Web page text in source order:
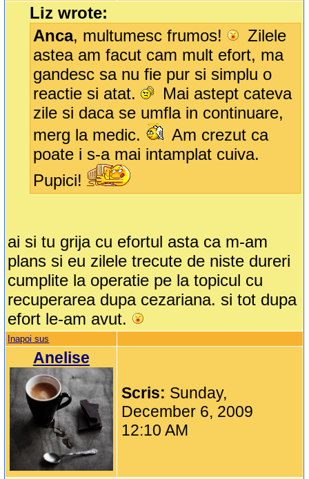
Liz wrote:
Anca, multumesc frumos!
Zilele
astea am facut cam mult efort, ma
gandesc sa nu fie pur si simplu o
reactie si atat.
Mai astept cateva
zile si daca se umfla in continuare,
merg la medic.
Am crezut ca
poate i s-a mai intamplat cuiva.
Pupici!
ai si tu grija cu efortul asta ca m-am
plans si eu zilele trecute de niste dureri
cumplite la operatie pe la topicul cu
recuperarea dupa cezariana. si tot dupa
efort le-am avut.
Inapoi sus
Anelise
Scris: Sunday,
December 6, 2009
12:10 AM